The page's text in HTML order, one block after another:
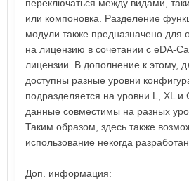
переключаться между видами,
или компоновка. Разделение
модули также предназначено для
на лицензию в сочетании с eDA-
лицензии. В дополнение к этому,
доступны разные уровни
подразделяется на уровни L, XL и
данные совместимы на разных
Таким образом, здесь также
использование некогда
Доп. информация: